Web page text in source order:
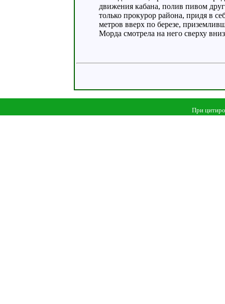
движения кабана, полив пивом
только прокурор района, придя в
метров вверх по березе,
Морда смотрела на него сверху
При